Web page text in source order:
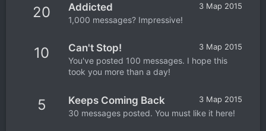
20 3 Мар 2015
Addicted
1,000 messages? Impressive!
10 3 Мар 2015
Can't Stop!
You've posted 100 messages. I hope this
took you more than a day!
5 3 Мар 2015
Keeps Coming Back
30 messages posted. You must like it here!